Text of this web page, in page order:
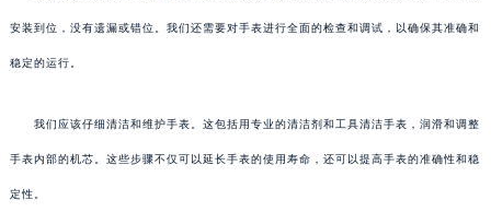
安装到位，没有遗漏或错位。我们还需要对手表进行全面的检查和调试，以确保其准确和
稳定的运行。
我们应该仔细清洁和维护手表。这包括用专业的清洁剂和工具清洁手表，润滑和调整
手表内部的机芯。这些步骤不仅可以延长手表的使用寿命，还可以提高手表的准确性和稳
定性。